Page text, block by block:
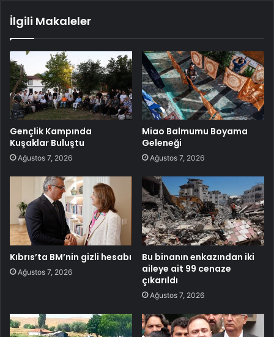
İlgili Makaleler
Gençlik Kampında
Kuşaklar Buluştu
Ağustos 7, 2026
Miao Balmumu Boyama
Geleneği
Ağustos 7, 2026
Kıbrıs’ta BM’nin gizli hesabı
Ağustos 7, 2026
Bu binanın enkazından iki
aileye ait 99 cenaze
çıkarıldı
Ağustos 7, 2026